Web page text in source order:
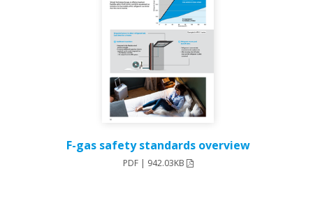
F-gas safety standards overview